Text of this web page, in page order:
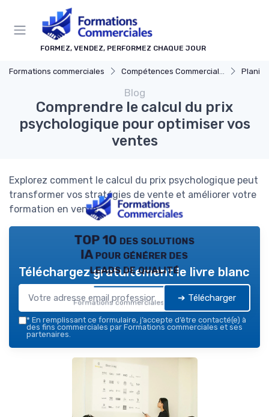
FORMEZ, VENDEZ, PERFORMEZ CHAQUE JOUR
Formations commerciales Compétences Commerciales Clés
Blog
Comprendre le calcul du prix
psychologique pour optimiser vos
ventes
Explorez comment le calcul du prix psychologique peut
transformer vos stratégies de vente et améliorer votre
formation en vente.
TOP 10 des solutions
IA pour générer des
leads de qualité
Formations commerciales — 2026
Téléchargez gratuitement le livre blanc
➔ Télécharger
* En remplissant ce formulaire, j’accepte d’être contacté(e) à
des fins commerciales par Formations commerciales et ses
partenaires.
Panneau de gestion des cookies